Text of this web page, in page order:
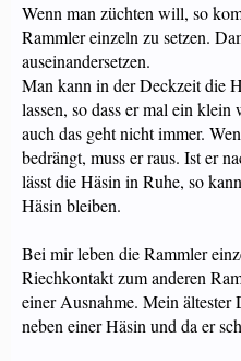
Wenn man züchten will, so
Rammler einzeln zu setzen.
auseinandersetzen.
Man kann in der Deckzeit die
lassen, so dass er mal ein
auch das geht nicht immer.
bedrängt, muss er raus. Ist er
lässt die Häsin in Ruhe, so
Häsin bleiben.
Bei mir leben die Rammler
Riechkontakt zum anderen
einer Ausnahme. Mein ältester
neben einer Häsin und da er